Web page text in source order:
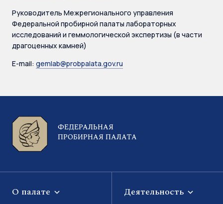
Руководитель Межрегионального управления
Федеральной пробирной палаты лабораторных
исследований и геммологической экспертизы (в части
драгоценных камней)
E-mail: gemlab@probpalata.gov.ru
ФЕДЕРАЛЬНАЯ
ПРОБИРНАЯ ПАЛАТА
О палате Деятельность